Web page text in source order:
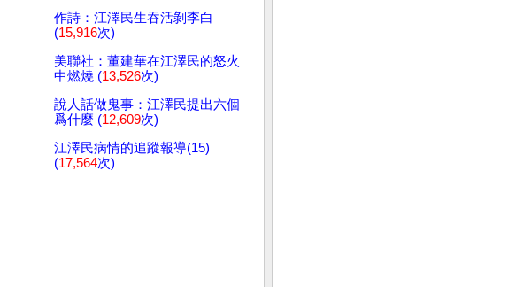
作詩：江澤民生吞活剝李白
(15,916次)
美聯社：董建華在江澤民的怒火
中燃燒 (13,526次)
說人話做鬼事：江澤民提出六個
爲什麼 (12,609次)
江澤民病情的追蹤報導(15)
(17,564次)